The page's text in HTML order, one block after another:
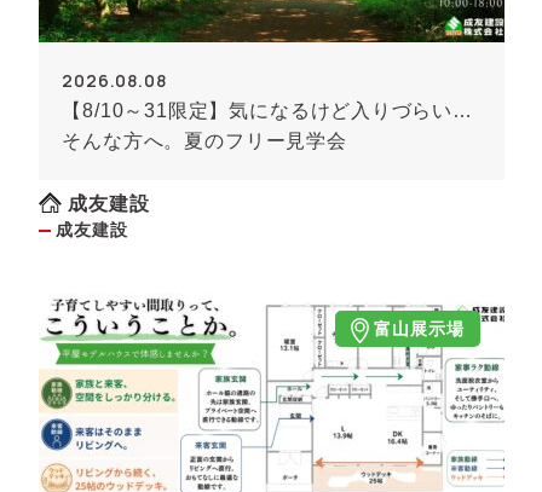
2026.08.08
【8/10～31限定】気になるけど入りづらい…
そんな方へ。夏のフリー見学会
成友建設
成友建設
富山展示場